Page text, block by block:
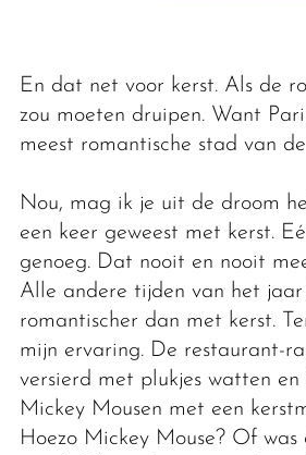
En dat net voor kerst. Als de
zou moeten druipen. Want
meest romantische stad van
Nou, mag ik je uit de droom
een keer geweest met kerst.
genoeg. Dat nooit en nooit
Alle andere tijden van het jaar
romantischer dan met kerst.
mijn ervaring. De restaurant-
versierd met plukjes watten
Mickey Mousen met een
Hoezo Mickey Mouse? Of